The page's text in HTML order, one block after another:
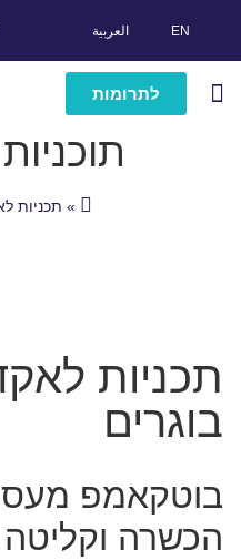
EN العربية
לתרומות
» תכניות
תכניות
בוגרים
בוטקאמפ
הכשרה